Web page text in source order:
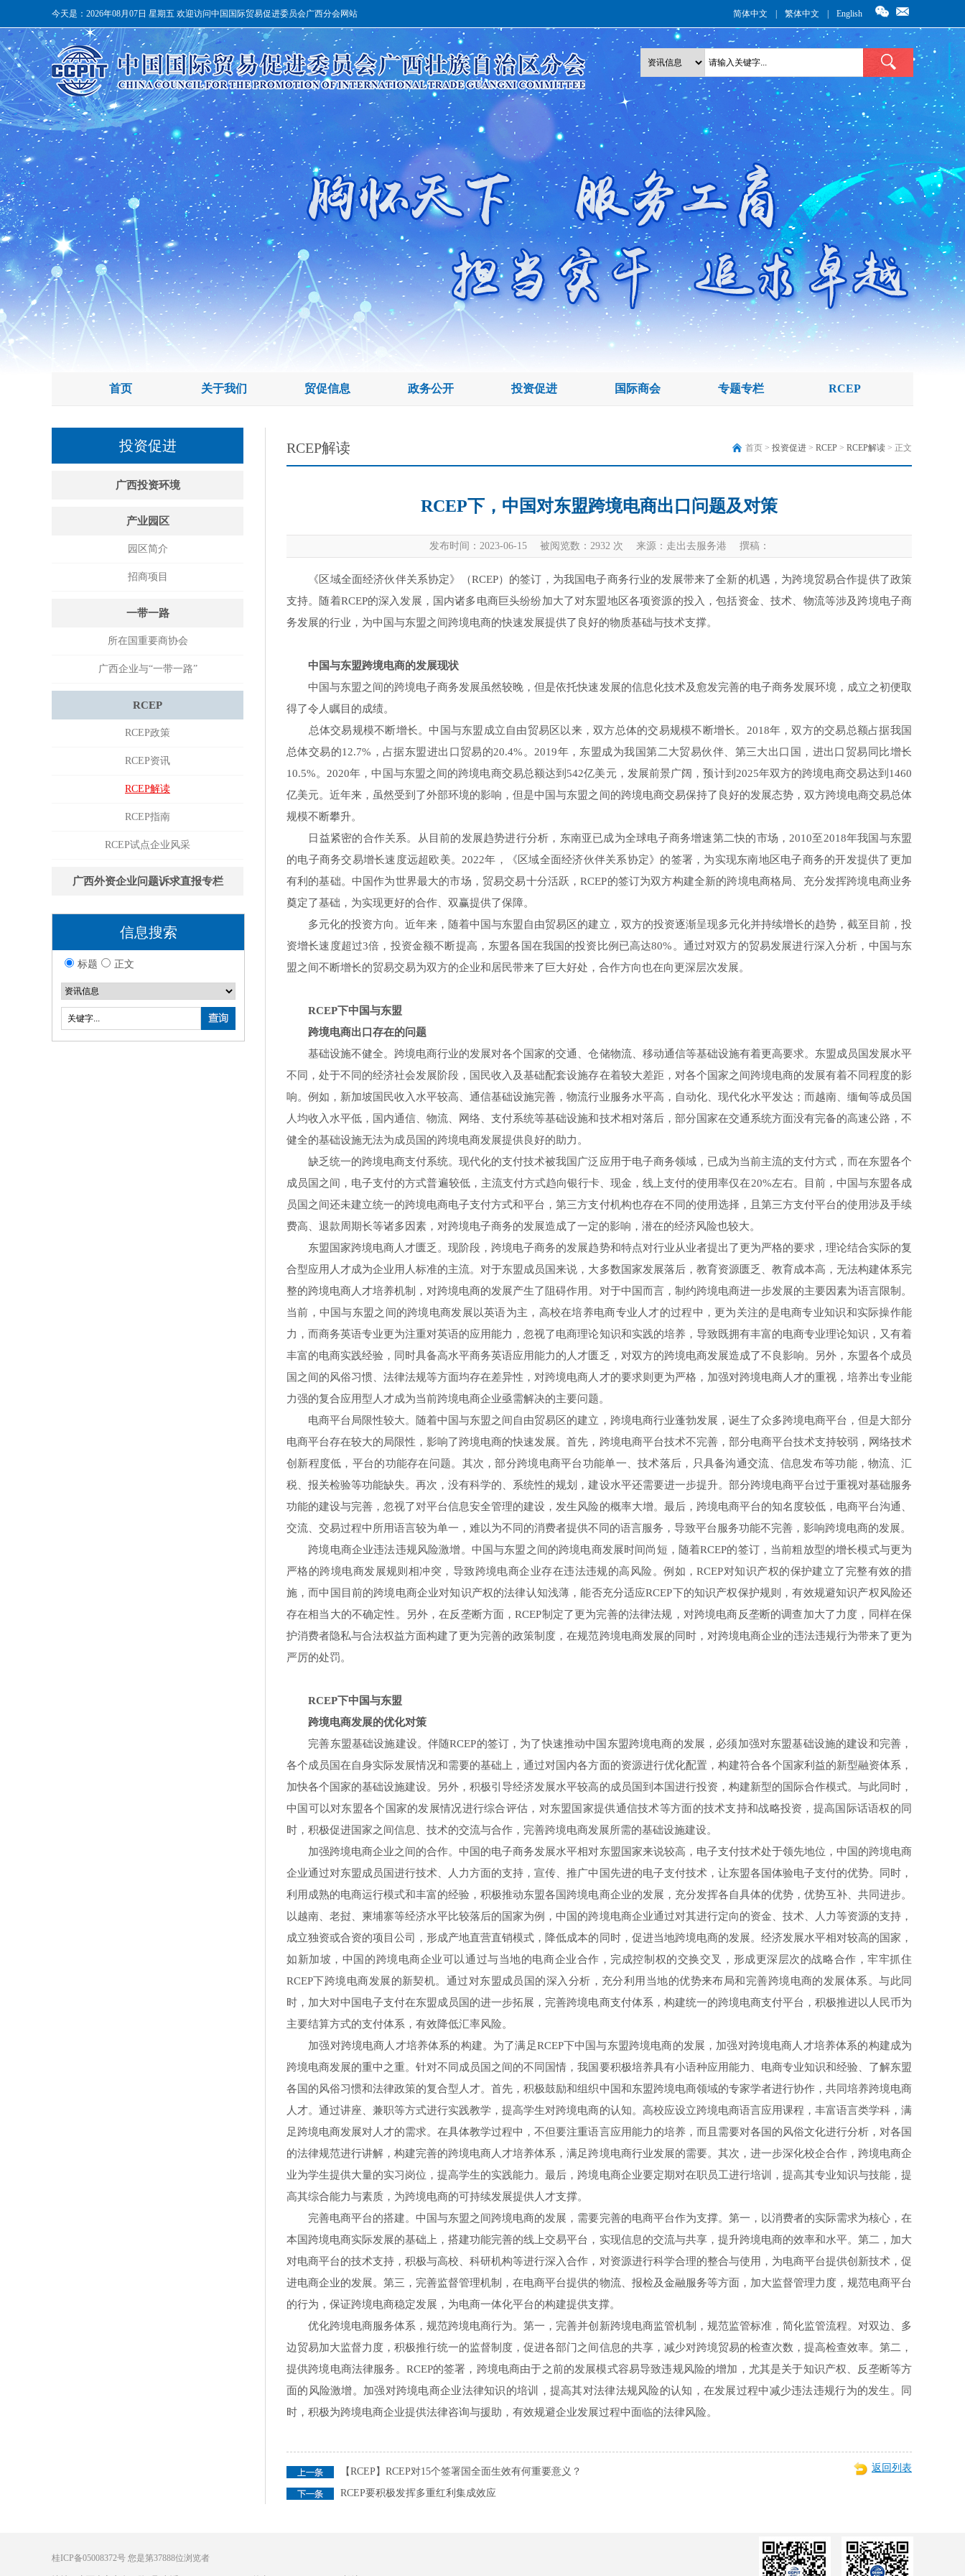
简体中文 繁体中文 English
今天是： 2026年08月07日 星期五 欢迎访问中国国际贸易促进委员会广西分会网站
首页 关于我们 贸促信息 政务公开 投资促进 国际商会 专题专栏 RCEP
投资促进
广西投资环境
产业园区
园区简介
招商项目
一带一路
所在国重要商协会
广西企业与“一带一路”
RCEP
RCEP政策
RCEP资讯
RCEP解读
RCEP指南
RCEP试点企业风采
广西外资企业问题诉求直报专栏
信息搜索
标题 正文
首页 > 投资促进 > RCEP > RCEP解读 > 正文
RCEP解读
RCEP下，中国对东盟跨境电商出口问题及对策
发布时间：2023-06-15 被阅览数： 2932次 来源：走出去服务港 撰稿：
《区域全面经济伙伴关系协定》（RCEP）的签订，为我国电子商务行业的发展带来了全新的机遇，为跨境贸易合作提供了政策
支持。随着RCEP的深入发展，国内诸多电商巨头纷纷加大了对东盟地区各项资源的投入，包括资金、技术、物流等涉及跨境电子商
务发展的行业，为中国与东盟之间跨境电商的快速发展提供了良好的物质基础与技术支撑。
中国与东盟跨境电商的发展现状
中国与东盟之间的跨境电子商务发展虽然较晚，但是依托快速发展的信息化技术及愈发完善的电子商务发展环境，成立之初便取
得了令人瞩目的成绩。
总体交易规模不断增长。中国与东盟成立自由贸易区以来，双方总体的交易规模不断增长。2018年，双方的交易总额占据我国
总体交易的12.7%，占据东盟进出口贸易的20.4%。2019年，东盟成为我国第二大贸易伙伴、第三大出口国，进出口贸易同比增长
10.5%。2020年，中国与东盟之间的跨境电商交易总额达到542亿美元，发展前景广阔，预计到2025年双方的跨境电商交易达到1460
亿美元。近年来，虽然受到了外部环境的影响，但是中国与东盟之间的跨境电商交易保持了良好的发展态势，双方跨境电商交易总体
规模不断攀升。
日益紧密的合作关系。从目前的发展趋势进行分析，东南亚已成为全球电子商务增速第二快的市场，2010至2018年我国与东盟
的电子商务交易增长速度远超欧美。2022年，《区域全面经济伙伴关系协定》的签署，为实现东南地区电子商务的开发提供了更加
有利的基础。中国作为世界最大的市场，贸易交易十分活跃，RCEP的签订为双方构建全新的跨境电商格局、充分发挥跨境电商业务
奠定了基础，为实现更好的合作、双赢提供了保障。
多元化的投资方向。近年来，随着中国与东盟自由贸易区的建立，双方的投资逐渐呈现多元化并持续增长的趋势，截至目前，投
资增长速度超过3倍，投资金额不断提高，东盟各国在我国的投资比例已高达80%。通过对双方的贸易发展进行深入分析，中国与东
盟之间不断增长的贸易交易为双方的企业和居民带来了巨大好处，合作方向也在向更深层次发展。
RCEP下中国与东盟
跨境电商出口存在的问题
基础设施不健全。跨境电商行业的发展对各个国家的交通、仓储物流、移动通信等基础设施有着更高要求。东盟成员国发展水平
不同，处于不同的经济社会发展阶段，国民收入及基础配套设施存在着较大差距，对各个国家之间跨境电商的发展有着不同程度的影
响。例如，新加坡国民收入水平较高、通信基础设施完善，物流行业服务水平高，自动化、现代化水平发达；而越南、缅甸等成员国
人均收入水平低，国内通信、物流、网络、支付系统等基础设施和技术相对落后，部分国家在交通系统方面没有完备的高速公路，不
健全的基础设施无法为成员国的跨境电商发展提供良好的助力。
缺乏统一的跨境电商支付系统。现代化的支付技术被我国广泛应用于电子商务领域，已成为当前主流的支付方式，而在东盟各个
成员国之间，电子支付的方式普遍较低，主流支付方式趋向银行卡、现金，线上支付的使用率仅在20%左右。目前，中国与东盟各成
员国之间还未建立统一的跨境电商电子支付方式和平台，第三方支付机构也存在不同的使用选择，且第三方支付平台的使用涉及手续
费高、退款周期长等诸多因素，对跨境电子商务的发展造成了一定的影响，潜在的经济风险也较大。
东盟国家跨境电商人才匮乏。现阶段，跨境电子商务的发展趋势和特点对行业从业者提出了更为严格的要求，理论结合实际的复
合型应用人才成为企业用人标准的主流。对于东盟成员国来说，大多数国家发展落后，教育资源匮乏、教育成本高，无法构建体系完
整的跨境电商人才培养机制，对跨境电商的发展产生了阻碍作用。对于中国而言，制约跨境电商进一步发展的主要因素为语言限制。
当前，中国与东盟之间的跨境电商发展以英语为主，高校在培养电商专业人才的过程中，更为关注的是电商专业知识和实际操作能
力，而商务英语专业更为注重对英语的应用能力，忽视了电商理论知识和实践的培养，导致既拥有丰富的电商专业理论知识，又有着
丰富的电商实践经验，同时具备高水平商务英语应用能力的人才匮乏，对双方的跨境电商发展造成了不良影响。另外，东盟各个成员
国之间的风俗习惯、法律法规等方面均存在差异性，对跨境电商人才的要求则更为严格，加强对跨境电商人才的重视，培养出专业能
力强的复合应用型人才成为当前跨境电商企业亟需解决的主要问题。
电商平台局限性较大。随着中国与东盟之间自由贸易区的建立，跨境电商行业蓬勃发展，诞生了众多跨境电商平台，但是大部分
电商平台存在较大的局限性，影响了跨境电商的快速发展。首先，跨境电商平台技术不完善，部分电商平台技术支持较弱，网络技术
创新程度低，平台的功能存在问题。其次，部分跨境电商平台功能单一、技术落后，只具备沟通交流、信息发布等功能，物流、汇
税、报关检验等功能缺失。再次，没有科学的、系统性的规划，建设水平还需要进一步提升。部分跨境电商平台过于重视对基础服务
功能的建设与完善，忽视了对平台信息安全管理的建设，发生风险的概率大增。最后，跨境电商平台的知名度较低，电商平台沟通、
交流、交易过程中所用语言较为单一，难以为不同的消费者提供不同的语言服务，导致平台服务功能不完善，影响跨境电商的发展。
跨境电商企业违法违规风险激增。中国与东盟之间的跨境电商发展时间尚短，随着RCEP的签订，当前粗放型的增长模式与更为
严格的跨境电商发展规则相冲突，导致跨境电商企业存在违法违规的高风险。例如，RCEP对知识产权的保护建立了完整有效的措
施，而中国目前的跨境电商企业对知识产权的法律认知浅薄，能否充分适应RCEP下的知识产权保护规则，有效规避知识产权风险还
存在相当大的不确定性。另外，在反垄断方面，RCEP制定了更为完善的法律法规，对跨境电商反垄断的调查加大了力度，同样在保
护消费者隐私与合法权益方面构建了更为完善的政策制度，在规范跨境电商发展的同时，对跨境电商企业的违法违规行为带来了更为
严厉的处罚。
RCEP下中国与东盟
跨境电商发展的优化对策
完善东盟基础设施建设。伴随RCEP的签订，为了快速推动中国东盟跨境电商的发展，必须加强对东盟基础设施的建设和完善，
各个成员国在自身实际发展情况和需要的基础上，通过对国内各方面的资源进行优化配置，构建符合各个国家利益的新型融资体系，
加快各个国家的基础设施建设。另外，积极引导经济发展水平较高的成员国到本国进行投资，构建新型的国际合作模式。与此同时，
中国可以对东盟各个国家的发展情况进行综合评估，对东盟国家提供通信技术等方面的技术支持和战略投资，提高国际话语权的同
时，积极促进国家之间信息、技术的交流与合作，完善跨境电商发展所需的基础设施建设。
加强跨境电商企业之间的合作。中国的电子商务发展水平相对东盟国家来说较高，电子支付技术处于领先地位，中国的跨境电商
企业通过对东盟成员国进行技术、人力方面的支持，宣传、推广中国先进的电子支付技术，让东盟各国体验电子支付的优势。同时，
利用成熟的电商运行模式和丰富的经验，积极推动东盟各国跨境电商企业的发展，充分发挥各自具体的优势，优势互补、共同进步。
以越南、老挝、柬埔寨等经济水平比较落后的国家为例，中国的跨境电商企业通过对其进行定向的资金、技术、人力等资源的支持，
成立独资或合资的项目公司，形成产地直营直销模式，降低成本的同时，促进当地跨境电商的发展。经济发展水平相对较高的国家，
如新加坡，中国的跨境电商企业可以通过与当地的电商企业合作，完成控制权的交换交叉，形成更深层次的战略合作，牢牢抓住
RCEP下跨境电商发展的新契机。通过对东盟成员国的深入分析，充分利用当地的优势来布局和完善跨境电商的发展体系。与此同
时，加大对中国电子支付在东盟成员国的进一步拓展，完善跨境电商支付体系，构建统一的跨境电商支付平台，积极推进以人民币为
主要结算方式的支付体系，有效降低汇率风险。
加强对跨境电商人才培养体系的构建。为了满足RCEP下中国与东盟跨境电商的发展，加强对跨境电商人才培养体系的构建成为
跨境电商发展的重中之重。针对不同成员国之间的不同国情，我国要积极培养具有小语种应用能力、电商专业知识和经验、了解东盟
各国的风俗习惯和法律政策的复合型人才。首先，积极鼓励和组织中国和东盟跨境电商领域的专家学者进行协作，共同培养跨境电商
人才。通过讲座、兼职等方式进行实践教学，提高学生对跨境电商的认知。高校应设立跨境电商语言应用课程，丰富语言类学科，满
足跨境电商发展对人才的需求。在具体教学过程中，不但要注重语言应用能力的培养，而且需要对各国的风俗文化进行分析，对各国
的法律规范进行讲解，构建完善的跨境电商人才培养体系，满足跨境电商行业发展的需要。其次，进一步深化校企合作，跨境电商企
业为学生提供大量的实习岗位，提高学生的实践能力。最后，跨境电商企业要定期对在职员工进行培训，提高其专业知识与技能，提
高其综合能力与素质，为跨境电商的可持续发展提供人才支撑。
完善电商平台的搭建。中国与东盟之间跨境电商的发展，需要完善的电商平台作为支撑。第一，以消费者的实际需求为核心，在
本国跨境电商实际发展的基础上，搭建功能完善的线上交易平台，实现信息的交流与共享，提升跨境电商的效率和水平。第二，加大
对电商平台的技术支持，积极与高校、科研机构等进行深入合作，对资源进行科学合理的整合与使用，为电商平台提供创新技术，促
进电商企业的发展。第三，完善监督管理机制，在电商平台提供的物流、报检及金融服务等方面，加大监督管理力度，规范电商平台
的行为，保证跨境电商稳定发展，为电商一体化平台的构建提供支撑。
优化跨境电商服务体系，规范跨境电商行为。第一，完善并创新跨境电商监管机制，规范监管标准，简化监管流程。对双边、多
边贸易加大监督力度，积极推行统一的监督制度，促进各部门之间信息的共享，减少对跨境贸易的检查次数，提高检查效率。第二，
提供跨境电商法律服务。RCEP的签署，跨境电商由于之前的发展模式容易导致违规风险的增加，尤其是关于知识产权、反垄断等方
面的风险激增。加强对跨境电商企业法律知识的培训，提高其对法律法规风险的认知，在发展过程中减少违法违规行为的发生。同
时，积极为跨境电商企业提供法律咨询与援助，有效规避企业发展过程中面临的法律风险。
返回列表
【RCEP】RCEP对15个签署国全面生效有何重要意义？
RCEP要积极发挥多重红利集成效应
桂ICP备05008372号 您是第37888位浏览者